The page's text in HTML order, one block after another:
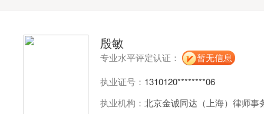
殷敏
专业水平评定认证：
暂无信息
执业证号： 1310120********06
执业机构： 北京金诚同达（上海）律师事